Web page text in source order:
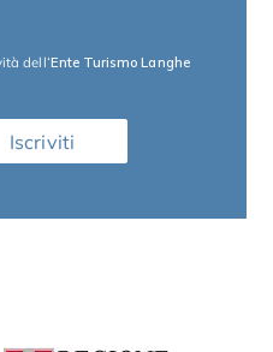
dell‘Ente Turismo Langhe
Iscriviti